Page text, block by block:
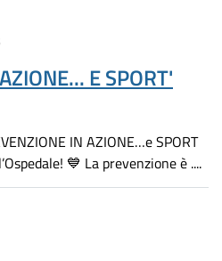
E SPORT'
IN AZIONE…e SPORT
💙 La prevenzione è ....